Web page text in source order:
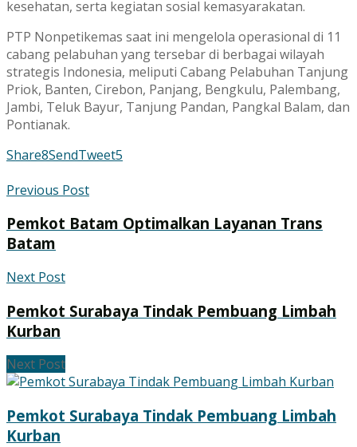
kesehatan, serta kegiatan sosial kemasyarakatan.
PTP Nonpetikemas saat ini mengelola operasional di 11
cabang pelabuhan yang tersebar di berbagai wilayah
strategis Indonesia, meliputi Cabang Pelabuhan Tanjung
Priok, Banten, Cirebon, Panjang, Bengkulu, Palembang,
Jambi, Teluk Bayur, Tanjung Pandan, Pangkal Balam, dan
Pontianak.
Share8SendTweet5
Previous Post
Pemkot Batam Optimalkan Layanan Trans
Batam
Next Post
Pemkot Surabaya Tindak Pembuang Limbah
Kurban
Next Post
Pemkot Surabaya Tindak Pembuang Limbah
Kurban